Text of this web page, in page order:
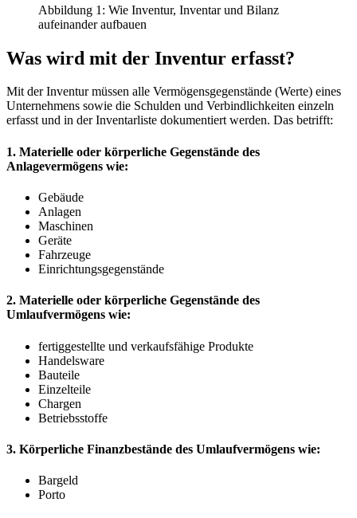
Abbildung 1: Wie Inventur, Inventar und Bilanz
aufeinander aufbauen
Was wird mit der Inventur erfasst?
Mit der Inventur müssen alle Vermögensgegenstände (Werte) eines
Unternehmens sowie die Schulden und Verbindlichkeiten einzeln
erfasst und in der Inventarliste dokumentiert werden. Das betrifft:
1. Materielle oder körperliche Gegenstände des
Anlagevermögens wie:
Gebäude
Anlagen
Maschinen
Geräte
Fahrzeuge
Einrichtungsgegenstände
2. Materielle oder körperliche Gegenstände des
Umlaufvermögens wie:
fertiggestellte und verkaufsfähige Produkte
Handelsware
Bauteile
Einzelteile
Chargen
Betriebsstoffe
3. Körperliche Finanzbestände des Umlaufvermögens wie:
Bargeld
Porto